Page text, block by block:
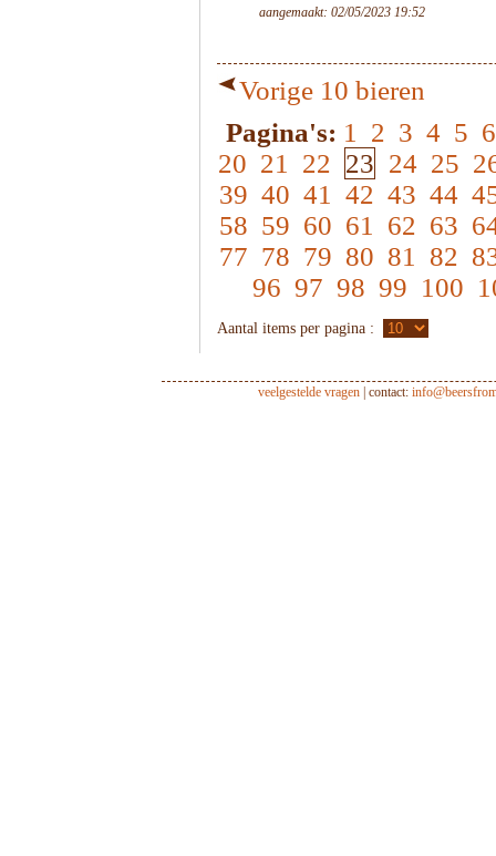
aangemaakt: 02/05/2023 19:52
Vorige 10 bieren
Pagina's: 1 2 3 4 5 6
20 21 22 23 24 25
39 40 41 42 43 44
58 59 60 61 62 63
77 78 79 80 81 82
96 97 98 99 100
Aantal items per pagina :
veelgestelde vragen | contact: